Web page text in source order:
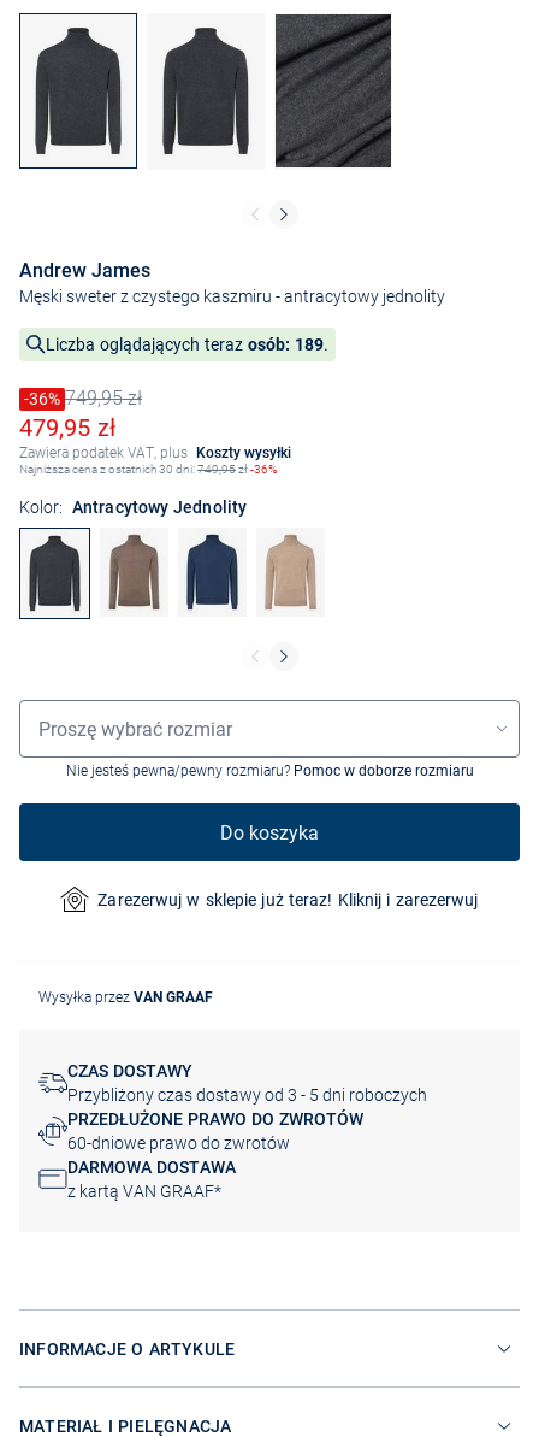
Andrew James
Męski sweter z czystego kaszmiru - antracytowy jednolity
Liczba oglądających teraz osób: 189.
Cena obniżona o
-36%
Stara cena749,95 zł
Obniżona cena
479,95 zł
Zawiera podatek VAT, plus Koszty wysyłki
Najniższa cena z ostatnich 30 dni:749,95zł-36%
Kolor: Antracytowy Jednolity
Wybór rozmiaru
Proszę wybrać rozmiar
Nie jesteś pewna/pewny rozmiaru? Pomoc w doborze rozmiaru
Do koszyka
Zarezerwuj w sklepie już teraz! Kliknij i zarezerwuj
Wysyłka przez VAN GRAAF
CZAS DOSTAWY
Przybliżony czas dostawy od 3 - 5 dni roboczych
PRZEDŁUŻONE PRAWO DO ZWROTÓW
60-dniowe prawo do zwrotów
DARMOWA DOSTAWA
z kartą VAN GRAAF*
INFORMACJE O ARTYKULE
MATERIAŁ I PIELĘGNACJA